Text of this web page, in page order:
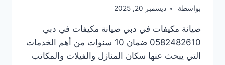
بواسطة ديسمبر 20, 2025
صيانة مكيفات في دبي صيانة مكيفات في دبي
0582482610 ضمان 10 سنوات من أهم الخدمات
التي يبحث عنها سكان المنازل والفيلات والمكاتب